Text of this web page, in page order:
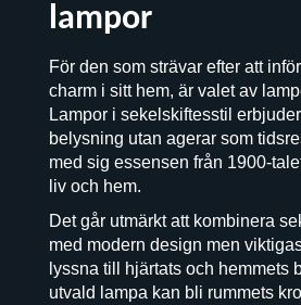
lampor
För den som strävar efter att
charm i sitt hem, är valet av
Lampor i sekelskiftesstil
belysning utan agerar som
med sig essensen från 1900-
liv och hem.
Det går utmärkt att kombinera
med modern design men
lyssna till hjärtats och hemmets
utvald lampa kan bli rummets